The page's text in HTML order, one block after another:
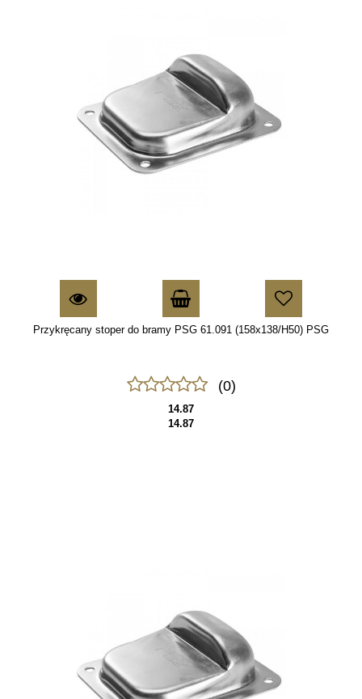
Przykręcany stoper do bramy PSG 61.091 (158x138/H50) PSG
(0)
14.87
14.87